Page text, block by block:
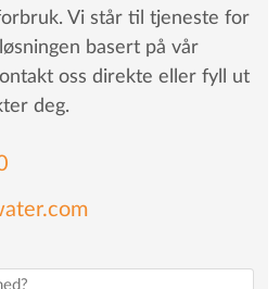
Vi står til tjeneste for
basert på vår
oss direkte eller fyll ut
deg.